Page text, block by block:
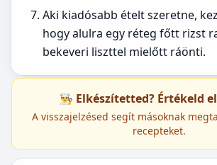
Aki kiadósabb ételt szeretne,
hogy alulra egy réteg főtt rizst
bekeveri liszttel mielőtt ráönti.
👨‍🍳 Elkészítetted? Értékeld
A visszajelzésed segít másoknak
recepteket.